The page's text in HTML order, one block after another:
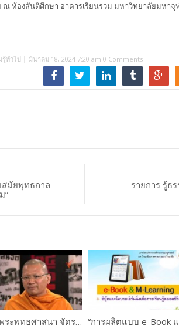
ห้องสันติศึกษา อาคารเรียนรวม มหาวิทยาลัยมหา
รู้ทั่วไป | มีนาคม 18, 2024 7:20 am 0 Comments
สมัยพุทธกาล
”
รายการ รู้ธ
ปฏิรูปพระพุทธศาสนา จัดระเบียบพระสงฆ์ไทย